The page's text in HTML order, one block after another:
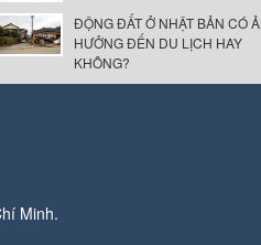
ĐỘNG ĐẤT Ở NHẬT BẢN CÓ
HƯỞNG ĐẾN DU LỊCH HAY
KHÔNG?
Minh.